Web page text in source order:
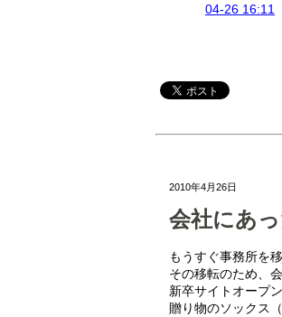
04-26 16:11
2010年4月26日
会社にあ
もうすぐ事務所を
その移転のため、
新卒サイトオープ
贈り物のソックス